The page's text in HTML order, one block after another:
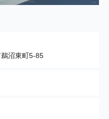
沼東町5-85